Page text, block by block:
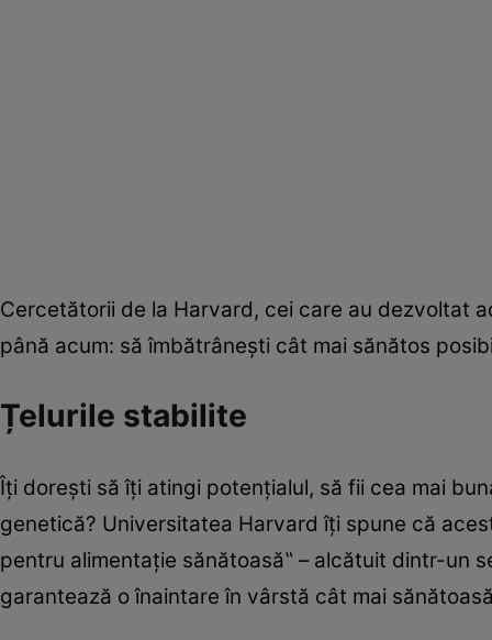
Cercetătorii de la Harvard, cei care au dezvoltat
până acum: să îmbătrânești cât mai sănătos
Țelurile stabilite
Îți dorești să îți atingi potențialul, să fii cea mai
genetică? Universitatea Harvard îți spune că
pentru alimentație sănătoasă‟ – alcătuit dintr-un
garantează o înaintare în vârstă cât mai